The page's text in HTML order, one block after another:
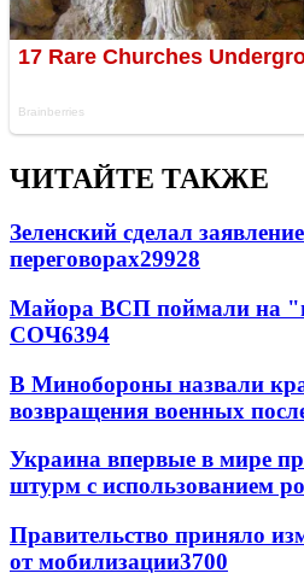
ЧИТАЙТЕ ТАКЖЕ
Зеленский сделал
переговорах29928
Майора ВСП поймали на
СОЧ6394
В Минобороны назвали
возвращения военных
Украина впервые в мире
штурм с использованием
Правительство приняло
от мобилизации3700